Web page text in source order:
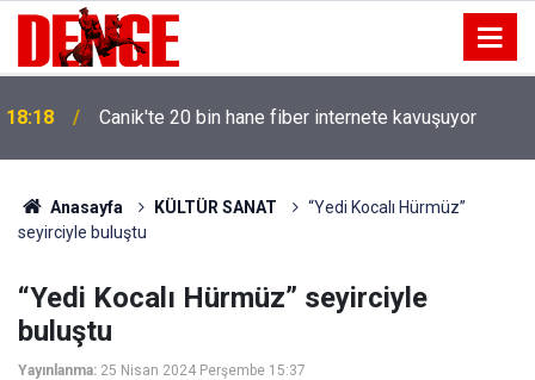
18:18 Canik'te 20 bin hane fiber internete kavuşuyor
Anasayfa KÜLTÜR SANAT
“Yedi Kocalı Hürmüz”
seyirciyle buluştu
“Yedi Kocalı Hürmüz” seyirciyle
buluştu
Yayınlanma: 25 Nisan 2024 Perşembe 15:37